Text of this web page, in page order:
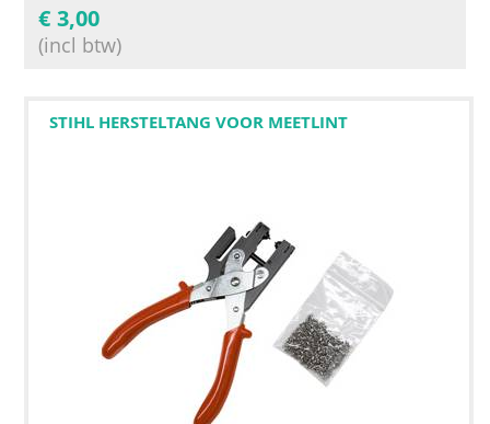
€ 3,00
(incl btw)
STIHL HERSTELTANG VOOR MEETLINT